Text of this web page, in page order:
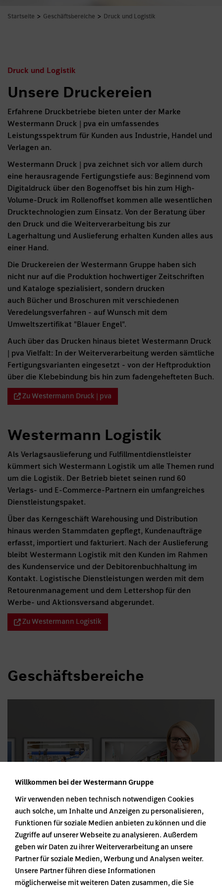
Startseite > Geschäftsbereiche > Druck und Logistik
Druck und Logistik
Unsere Druckereien
Erfahrene Druckbetriebe bieten unter der Marke
Westermann Druck | pva ein umfassendes
Leistungsspektrum für Kunden aus Industrie, Handel und
Verlagen an.
Westermann Druck | pva zeichnet sich vor allem durch
eine herausragende Fertigungstiefe aus: Beginnend vom
Digitaldruck über den Bogenoffset bis hin zum High-
Volume-Druck im Rollenoffset kommen alle wesentlichen
Drucktechnologien zum Einsatz. Von der Beratung über
den Druck und die Weiterverarbeitung bis zur
Lagerhaltung und Auslieferung erhalten Kunden alles aus
einer Hand.
Die Druckereien der Westermann Gruppe haben sich
nicht nur auf die Produktion hochwertiger Zeitschriften
und Kataloge spezialisiert, sondern drucken
auch Bücher und Broschuren mit verschiedenen
Veredelungsverfahren - auf Wunsch mit dem
Umweltszertifikat "Blauer Engel".
Auch über das Drucken hinaus bietet Westermann Druck
| pva Vielfalt: In der Weiterverarbeitung werden sämtliche
Fertigungsvarianten eingesetzt - von der Heftproduktion
über die Klebebindung bis hin zum fadengehefteten Buch.
Zu Westermann Druck | pva
Westermann Logistik
Als Verlagsauslieferung und Fulfillmentdienstleister
kümmert sich Westermann Logistik um alle Themen rund
um die Logistik. Der Betrieb bietet seinen rund 60
Verlags- und E-Commerce-Partnern ein umfangreiches
Dienstleistungspaket.
Über das Kerngeschäft Warehousing und Distribution
hinaus werden Stammdaten gepflegt, Kundenaufträge
erfasst, importiert und fakturiert. Nach der Auslieferung
bleibt Westermann Logistik mit den Kunden im Rahmen
des Kundenservice und der Debitorenbuchhaltung im
Kontakt. Logistische Dienstleistungen werden mit dem
Retourenmanagement und dem Lettershop für den
Werbe- und Aktionsversand abgerundet.
Zu Westermann Logistik
Geschäftsbereiche
Unsere Geschäftsbereiche
Willkommen bei der Westermann Gruppe
Wir verwenden neben technisch notwendigen Cookies
auch solche, um Inhalte und Anzeigen zu personalisieren,
Funktionen für soziale Medien anbieten zu können und die
Zugriffe auf unserer Webseite zu analysieren. Außerdem
geben wir Daten zu ihrer Weiterverarbeitung an unsere
Partner für soziale Medien, Werbung und Analysen weiter.
Unsere Partner führen diese Informationen
möglicherweise mit weiteren Daten zusammen, die Sie